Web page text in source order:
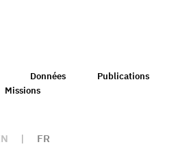
Données
Publications
Missions
| FR